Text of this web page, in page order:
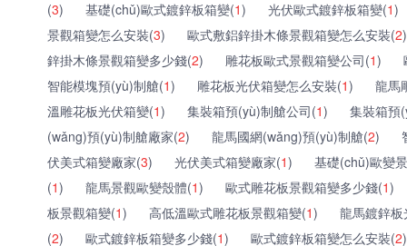
(3) 基礎(chǔ)歐式鍍鋅板箱變(1) 光伏歐式鍍鋅板箱變(1)
景觀箱變怎么安裝(3) 歐式敷鋁鋅掛木條景觀箱變怎么安裝(2)
鋅掛木條景觀箱變多少錢(2) 雕花板歐式景觀箱變公司(1)
智能模塊預(yù)制艙(1) 雕花板光伏箱變怎么安裝(1)
龍馬
溫雕花板光伏箱變(1) 集裝箱預(yù)制艙公司(1)
集裝箱預
(wǎng)預(yù)制艙廠家(2) 龍馬國網(wǎng)預(yù)制艙(2)
伏美式箱變廠家(3) 光伏美式箱變廠家(1)
基礎(chǔ)歐變
(1) 龍馬景觀歐變殼體(1) 歐式雕花板景觀箱變多少錢(1)
板景觀箱變(1) 高低溫歐式雕花板景觀箱變(1)
龍馬鍍鋅
(2) 歐式鍍鋅板箱變多少錢(1) 歐式鍍鋅板箱變怎么安裝(2)